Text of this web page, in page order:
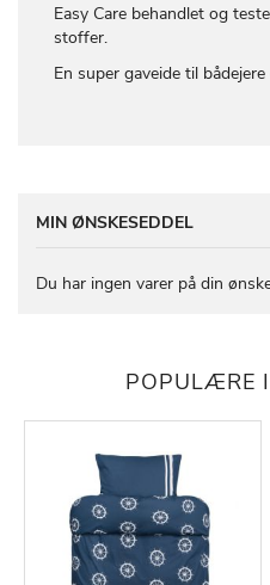
Easy Care behandlet og
stoffer.
En super gaveide til
MIN ØNSKESEDDEL
Du har ingen varer på din
POPULÆRE